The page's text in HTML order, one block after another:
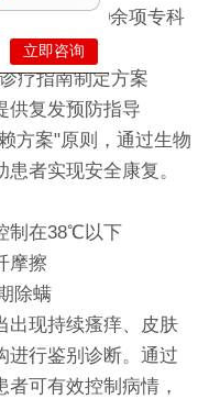
肤CT等20余项专科
疗指南制定方案
复发预防指导
案"原则，通过生物
者实现安全康复。
制在38℃以下
摩擦
除螨
出现持续瘙痒、皮肤
进行鉴别诊断。通过
可有效控制病情，
立即咨询